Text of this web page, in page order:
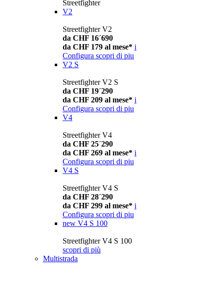
Streetfighter
V2
Streetfighter V2
da CHF 16´690
da CHF 179 al mese* i
Configura scopri di piu
V2 S
Streetfighter V2 S
da CHF 19´290
da CHF 209 al mese* i
Configura scopri di piu
V4
Streetfighter V4
da CHF 25´290
da CHF 269 al mese* i
Configura scopri di piu
V4 S
Streetfighter V4 S
da CHF 28´290
da CHF 299 al mese* i
Configura scopri di piu
new V4 S 100
Streetfighter V4 S 100
scopri di più
Multistrada